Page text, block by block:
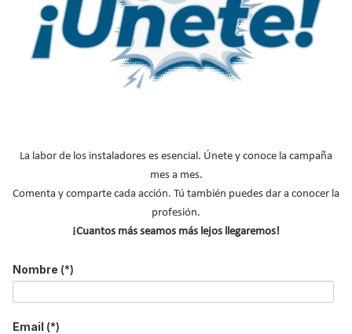
ACTUALIDAD DEL SECTOR
Nombre
Acepto lapolítica de privacidad
Enviar
La labor de los instaladores es esencial. Únete y conoce la campaña
mes a mes.
Comenta y comparte cada acción. Tú también puedes dar a conocer la
profesión.
¡Cuantos más seamos más lejos llegaremos!
Nombre (*)
Email (*)